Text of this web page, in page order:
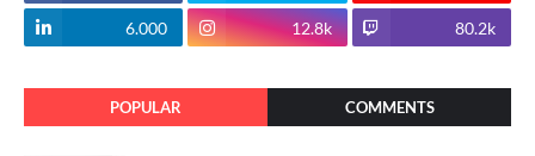
6.000 12.8k 80.2k
POPULAR COMMENTS